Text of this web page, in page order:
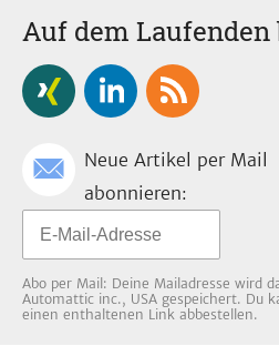
Auf dem Laufenden
Neue Artikel per Mail
abonnieren:
Abo per Mail: Deine Mailadresse wird
Automattic inc., USA gespeichert. Du
einen enthaltenen Link abbestellen.